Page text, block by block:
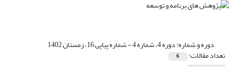
دوره و شماره:دوره 4، شماره 4 - شماره پیاپی 16، زمستان 1402
تعداد مقالات: 6